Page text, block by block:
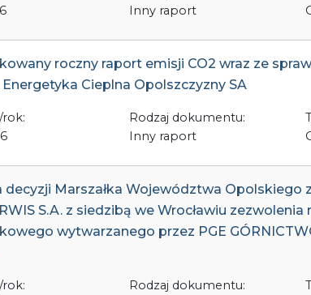
Inny raport
roczny raport emisji CO2 wraz ze
Energetyka Cieplna Opolszczyzny SA
Rodzaj dokumentu:
Inny raport
decyzji Marszałka Województwa Opolskiego
S.A. z siedzibą we Wrocławiu
wytwarzanego przez PGE
Rodzaj dokumentu: